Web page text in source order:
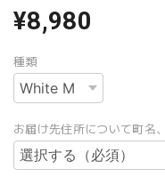
¥8,980
種類
お届け先住所について町名